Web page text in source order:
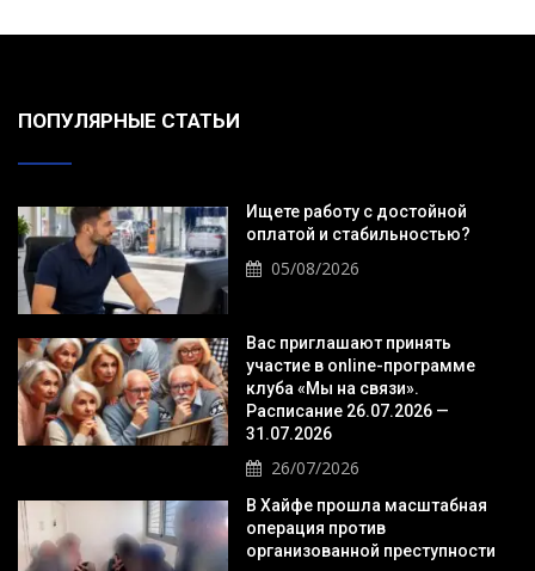
ПОПУЛЯРНЫЕ СТАТЬИ
Ищете работу с достойной
оплатой и стабильностью?
05/08/2026
Вас приглашают принять
участие в online-программе
клуба «Мы на связи».
Расписание 26.07.2026 —
31.07.2026
26/07/2026
В Хайфе прошла масштабная
операция против
организованной преступности